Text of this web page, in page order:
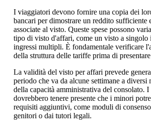
I viaggiatori devono fornire una copia dei
bancari per dimostrare un reddito sufficiente
associate al visto. Queste spese possono
tipo di visto d'affari, come un visto a singolo
ingressi multipli. È fondamentale verificare
della struttura delle tariffe prima di
La validità del visto per affari prevede
periodo che va da alcune settimane a diversi
della capacità amministrativa del consolato.
dovrebbero tenere presente che i minori
requisiti aggiuntivi, come moduli di
genitori o dai tutori legali.